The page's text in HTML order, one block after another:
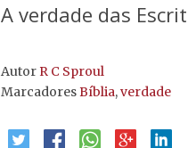
A verdade das
Autor R C Sproul
MarcadoresBíblia,verdade